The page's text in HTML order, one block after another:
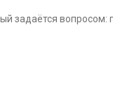
задаётся вопросом: